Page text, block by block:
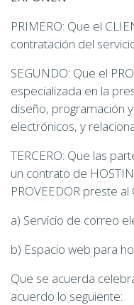
PRIMERO: Que el
contratación del
SEGUNDO: Que el
especializada en la
diseño, programación
electrónicos, y
TERCERO: Que las
un contrato de
PROVEEDOR preste
a) Servicio de correo
b) Espacio web para
Que se acuerda
acuerdo lo seguiente: